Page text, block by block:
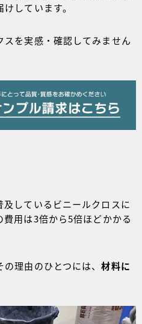
けしています。
を実感・確認してみません
しているビニールクロスに
用は3倍から5倍ほどかかる
の理由のひとつには、材料に